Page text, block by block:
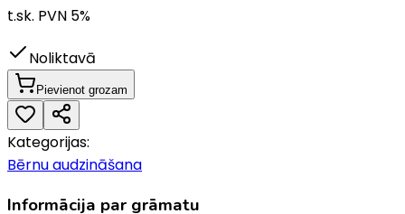
t.sk. PVN 5%
Noliktavā
Pievienot grozam
Kategorijas:
Bērnu audzināšana
Informācija par grāmatu